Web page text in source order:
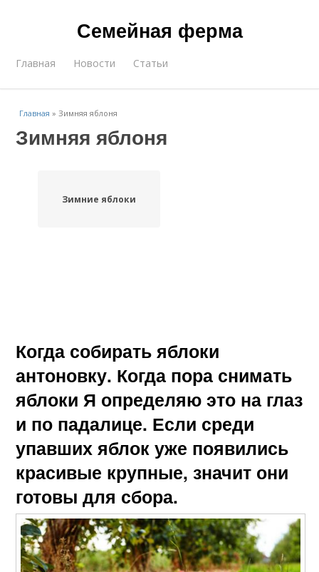
Семейная ферма
Главная Новости Статьи
Главная »Зимняя яблоня
Зимняя яблоня
Зимние яблоки
Когда собирать яблоки
антоновку. Когда пора снимать
яблоки Я определяю это на глаз
и по падалице. Если среди
упавших яблок уже появились
красивые крупные, значит они
готовы для сбора.